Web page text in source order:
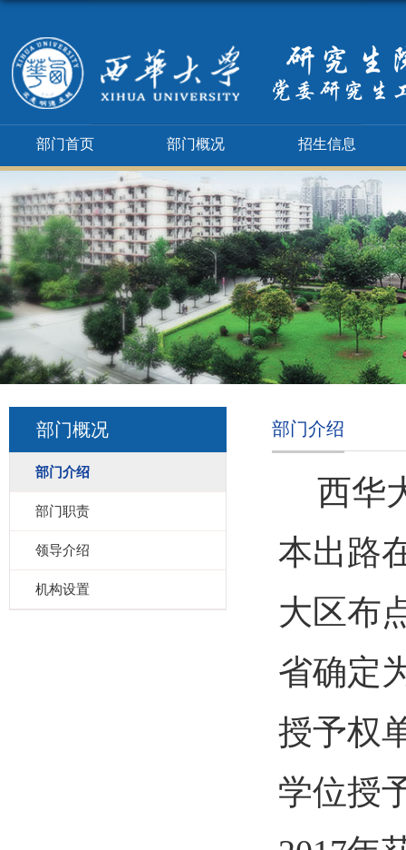
部门首页 部门概况 招生信息
部门概况
部门介绍
部门职责
领导介绍
机构设置
部门介绍
西华
本出路
大区布
省确定
授予权
学位授